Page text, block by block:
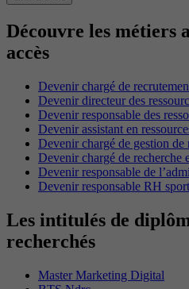
Découvre les métiers
accès
Devenir chargé de
Devenir directeur des
Devenir responsable des
Devenir assistant en
Devenir chargé de gestion de
Devenir chargé de recherche
Devenir responsable de
Devenir responsable RH
Les intitulés de
recherchés
Master Marketing Digital